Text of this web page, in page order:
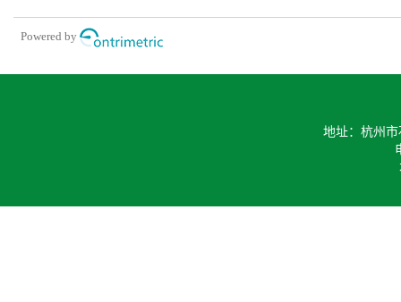
Powered by
地址：杭州